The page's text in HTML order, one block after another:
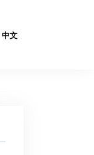
中文